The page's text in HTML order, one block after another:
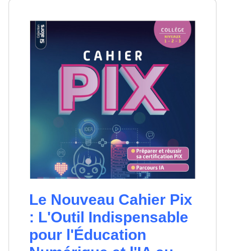
Le Nouveau Cahier Pix
: L'Outil Indispensable
pour l'Éducation